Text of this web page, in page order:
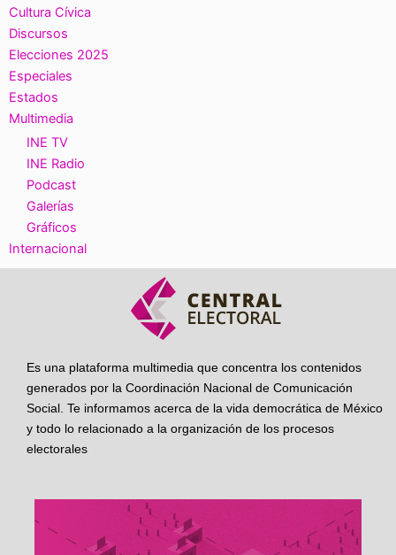
Cultura Cívica
Discursos
Elecciones 2025
Especiales
Estados
Multimedia
INE TV
INE Radio
Podcast
Galerías
Gráficos
Internacional
Es una plataforma multimedia que concentra los contenidos
generados por la Coordinación Nacional de Comunicación
Social. Te informamos acerca de la vida democrática de México
y todo lo relacionado a la organización de los procesos
electorales